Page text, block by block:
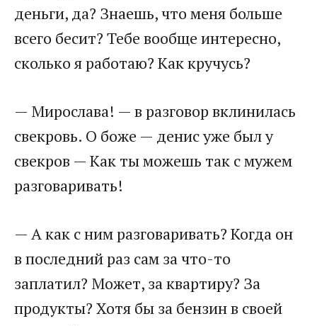
деньги, да? Знаешь, что меня больше
всего бесит? Тебе вообще интересно,
сколько я работаю? Как кручусь?
— Мирослава! — в разговор вклинилась
свекровь. О боже — денис уже был у
свекров — Как ты можешь так с мужем
разговаривать!
— А как с ним разговаривать? Когда он
в последний раз сам за что-то
заплатил? Может, за квартиру? За
продукты? Хотя бы за бензин в своей